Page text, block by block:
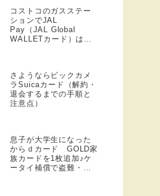
コストコのガスステー
ションでJAL
Pay（JAL Global
WALLETカード）は使
さようならビックカメ
ラSuicaカード（解約・
退会するまでの手順と
注意点）
息子が大学生になった
からｄカード GOLD家
族カードを1枚追加♪ケ
ータイ補償で盗難・紛